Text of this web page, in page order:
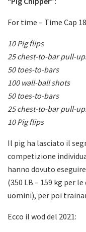
For time – Time Cap
10 Pig flips
25 chest-to-bar pull-
50 toes-to-bars
100 wall-ball shots
50 toes-to-bars
25 chest-to-bar pull-
10 Pig flips
Il pig ha lasciato il
competizione
hanno dovuto
(350 LB – 159 kg per
uomini), per poi
Ecco il wod del 2021: